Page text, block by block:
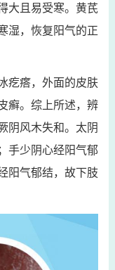
大且易受寒。黄芪
湿，恢复阳气的正
疙瘩，外面的皮肤
癣。综上所述，辨
阴风木失和。太阴
手少阴心经阳气郁
阳气郁结，故下肢